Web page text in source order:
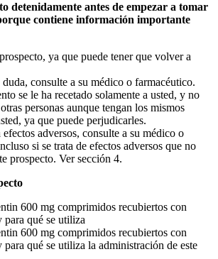
detenidamente antes de empezar a tomar
contiene información importante
ya que puede tener que volver a
consulte a su médico o farmacéutico.
se le ha recetado solamente a usted, y no
personas aunque tengan los mismos
ya que puede perjudicarles.
adversos, consulte a su médico o
si se trata de efectos adversos que no
prospecto. Ver sección 4.
600 mg comprimidos recubiertos con
qué se utiliza
600 mg comprimidos recubiertos con
qué se utiliza la administración de este